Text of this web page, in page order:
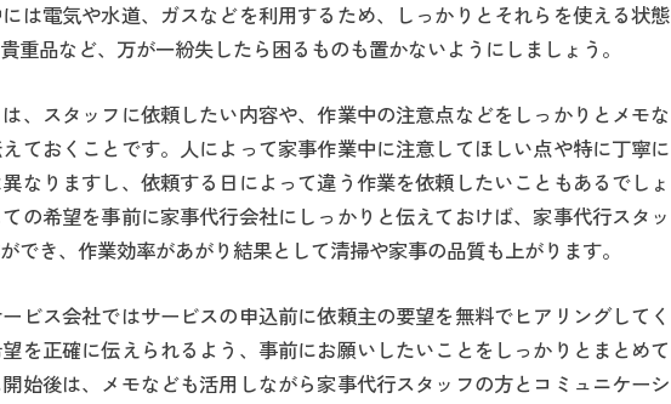
は電気や水道、ガスなどを利用するため、しっかりとそれらを使える状態
重品など、万が一紛失したら困るものも置かないようにしましょう。
、スタッフに依頼したい内容や、作業中の注意点などをしっかりとメモな
ておくことです。人によって家事作業中に注意してほしい点や特に丁寧に
なりますし、依頼する日によって違う作業を依頼したいこともあるでしょ
の希望を事前に家事代行会社にしっかりと伝えておけば、家事代行スタッ
でき、作業効率があがり結果として清掃や家事の品質も上がります。
ビス会社ではサービスの申込前に依頼主の要望を無料でヒアリングしてく
を正確に伝えられるよう、事前にお願いしたいことをしっかりとまとめて
始後は、メモなども活用しながら家事代行スタッフの方とコミュニケーシ